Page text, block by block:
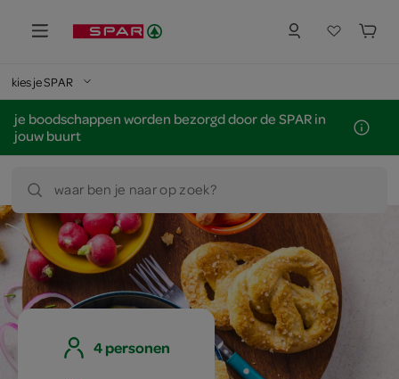
kies je SPAR
je boodschappen worden bezorgd door de SPAR in
jouw buurt
waar ben je naar op zoek?
4 personen